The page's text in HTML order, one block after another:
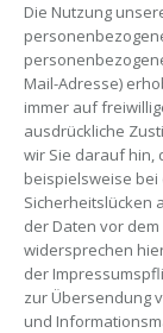
Die Nutzung
Mail-Adresse)
immer auf
ausdrückliche
wir Sie darauf hin,
beispielsweise bei
Sicherheitslücken
der Daten vor
widersprechen
der
zur Übersendung
und